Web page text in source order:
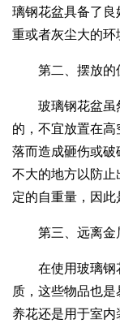
璃钢花盆具备了
重或者灰尘大的环
第二、摆放的
玻璃钢花盆虽然
的，不宜放置在
落而造成砸伤或
不大的地方以防
定的自重量，因此
第三、远离金
在使用玻璃钢花
质，这些物品也
养花还是用于室